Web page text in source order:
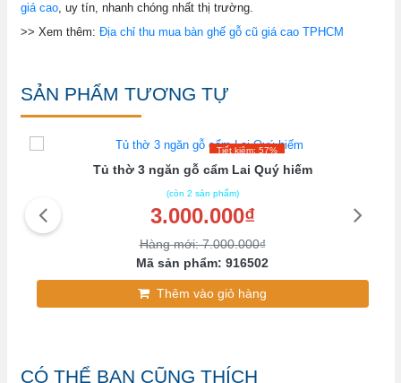
giá cao, uy tín, nhanh chóng nhất thị trường.
>> Xem thêm: Địa chỉ thu mua bàn ghế gỗ cũ giá cao TPHCM
SẢN PHẨM TƯƠNG TỰ
Tiết kiệm: 57%
Tủ thờ 3 ngăn gỗ cẩm Lai Quý hiếm
(còn 2 sản phẩm)
3.000.000₫
Hàng mới: 7.000.000₫
Mã sản phẩm: 916502
Thêm vào giỏ hàng
CÓ THỂ BẠN CŨNG THÍCH